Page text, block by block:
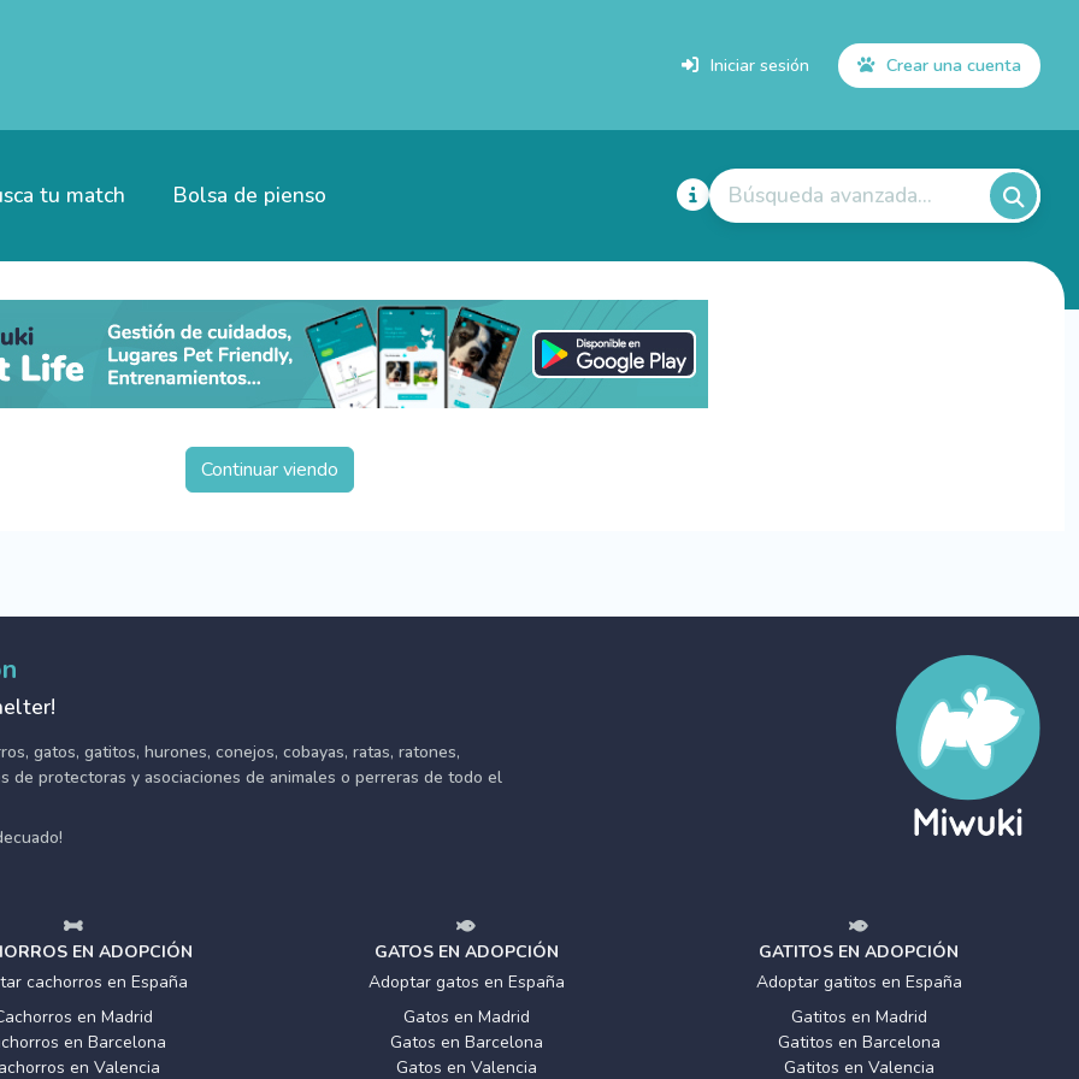
Iniciar sesión Crear una cuenta
tu match Bolsa de pienso Búsqueda avanzada...
Continuar viendo
gatos, gatitos, hurones, conejos, cobayas, ratas, ratones,
de protectoras y asociaciones de animales o perreras de todo el
EN ADOPCIÓN
cachorros en España
en Madrid
en Barcelona
en Valencia
GATOS EN ADOPCIÓN
Adoptar gatos en España
Gatos en Madrid
Gatos en Barcelona
Gatos en Valencia
GATITOS EN ADOPCIÓN
Adoptar gatitos en España
Gatitos en Madrid
Gatitos en Barcelona
Gatitos en Valencia